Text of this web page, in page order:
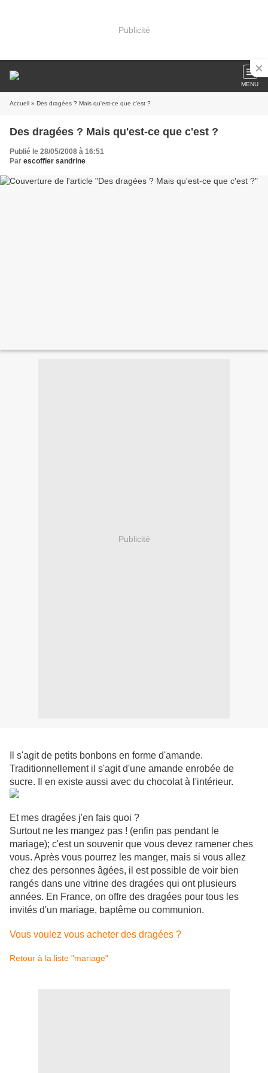
Publicité
MENU
Accueil » Des dragées ? Mais qu'est-ce que c'est ?
Des dragées ? Mais qu'est-ce que c'est ?
Publié le 28/05/2008 à 16:51
Par escoffier sandrine
Publicité
Il s'agit de petits bonbons en forme d'amande.
Traditionnellement il s'agit d'une amande enrobée de
sucre. Il en existe aussi avec du chocolat à l'intérieur.
Et mes dragées j'en fais quoi ?
Surtout ne les mangez pas ! (enfin pas pendant le
mariage); c'est un souvenir que vous devez ramener ches
vous. Après vous pourrez les manger, mais si vous allez
chez des personnes âgées, il est possible de voir bien
rangés dans une vitrine des dragées qui ont plusieurs
années. En France, on offre des dragées pour tous les
invités d'un mariage, baptême ou communion.
Vous voulez vous acheter des dragées ?
Retour à la liste "mariage"